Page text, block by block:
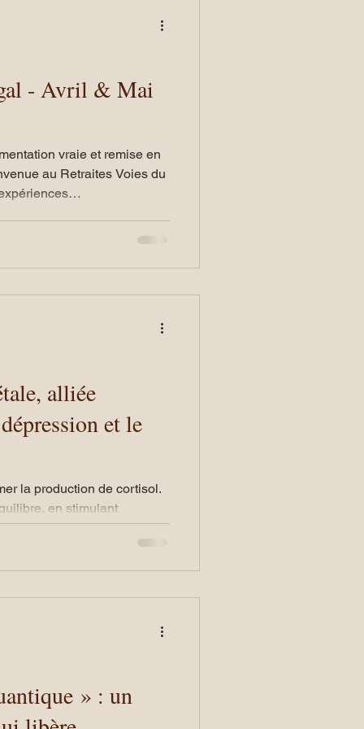
- Avril & Mai
vraie et remise en
même intention : te
alliée
et le
la production de cortisol.
en stimulant
du bien-être.
» : un